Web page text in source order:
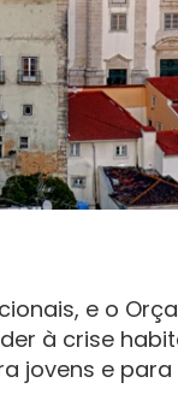
e o
à crise
jovens e